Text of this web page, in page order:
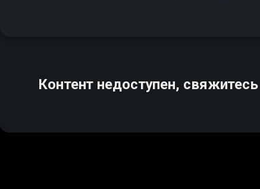
Контент недоступен,